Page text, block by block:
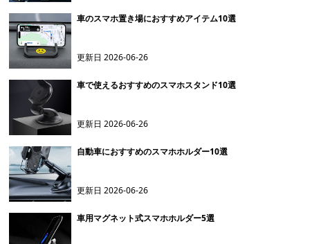
車のスマホ置き場におすすめアイテム10選
更新日2026-06-26
車で使えるおすすめのスマホスタンド10選
更新日2026-06-26
自動車におすすめのスマホホルダー10選
更新日2026-06-26
車用マグネット式スマホホルダー5選